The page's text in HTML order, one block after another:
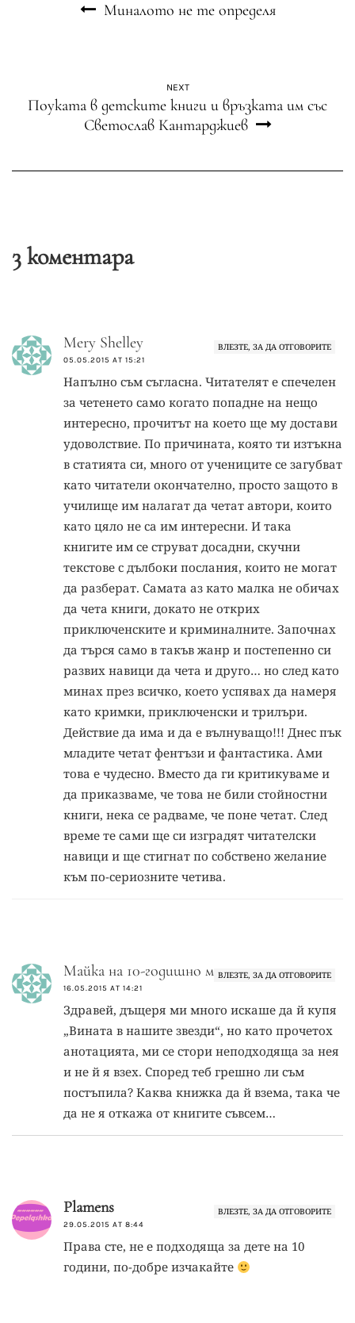
Миналото не те определя
NEXT
Поуката в детските книги и връзката им със
Светослав Кантарджиев
3 коментара
ВЛЕЗТЕ, ЗА ДА ОТГОВОРИТЕ
Mery Shelley
05.05.2015 AT 15:21
Напълно съм съгласна. Читателят е спечелен
за четенето само когато попадне на нещо
интересно, прочитът на което ще му достави
удоволствие. По причината, която ти изтъкна
в статията си, много от учениците се загубват
като читатели окончателно, просто защото в
училище им налагат да четат автори, които
като цяло не са им интересни. И така
книгите им се струват досадни, скучни
текстове с дълбоки послания, които не могат
да разберат. Самата аз като малка не обичах
да чета книги, докато не открих
приключенските и криминалните. Започнах
да търся само в такъв жанр и постепенно си
развих навици да чета и друго… но след като
минах през всичко, което успявах да намеря
като кримки, приключенски и трилъри.
Действие да има и да е вълнуващо!!! Днес пък
младите четат фентъзи и фантастика. Ами
това е чудесно. Вместо да ги критикуваме и
да приказваме, че това не били стойностни
книги, нека се радваме, че поне четат. След
време те сами ще си изградят читателски
навици и ще стигнат по собствено желание
към по-сериозните четива.
ВЛЕЗТЕ, ЗА ДА ОТГОВОРИТЕ
Майка на 10-годишно момиче
16.05.2015 AT 14:21
Здравей, дъщеря ми много искаше да й купя
„Вината в нашите звезди“, но като прочетох
анотацията, ми се стори неподходяща за нея
и не й я взех. Според теб грешно ли съм
постъпила? Каква книжка да й взема, така че
да не я откажа от книгите съвсем…
ВЛЕЗТЕ, ЗА ДА ОТГОВОРИТЕ
Plamens
29.05.2015 AT 8:44
Права сте, не е подходяща за дете на 10
години, по-добре изчакайте